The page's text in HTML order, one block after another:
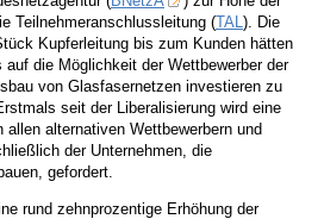
Teilnehmeranschlussleitung (TAL ). Die
Kupferleitung bis zum Kunden hätten
die Möglichkeit der Wettbewerber der
von Glasfasernetzen investieren zu
seit der Liberalisierung wird eine
allen alternativen Wettbewerbern und
der Unternehmen, die
gefordert.
rund zehnprozentige Erhöhung der